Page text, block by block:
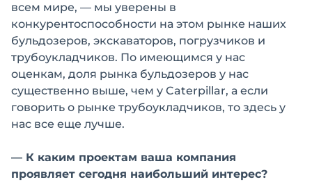
всем мире, — мы уверены в
конкурентоспособности на этом рынке наших
бульдозеров, экскаваторов, погрузчиков и
трубоукладчиков. По имеющимся у нас
оценкам, доля рынка бульдозеров у нас
существенно выше, чем у Caterpillar, а если
говорить о рынке трубоукладчиков, то здесь у
нас все еще лучше.
— К каким проектам ваша компания
проявляет сегодня наибольший интерес?